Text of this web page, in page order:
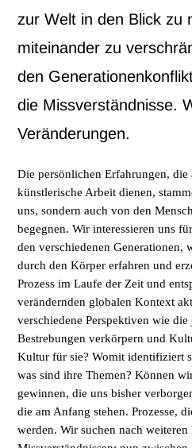
zur Welt in den Blick zu
miteinander zu
den
die Missverständnisse.
Veränderungen.
Die persönlichen Erfahrungen, die
künstlerische Arbeit dienen,
uns, sondern auch von den
begegnen. Wir interessieren uns
den verschiedenen Generationen,
durch den Körper erfahren und
Prozess im Laufe der Zeit und
verändernden globalen Kontext
verschiedene Perspektiven wie
Bestrebungen verkörpern und
Kultur für sie? Womit identifiziert
was sind ihre Themen? Können
gewinnen, die uns bisher
die am Anfang stehen. Prozesse,
werden. Wir suchen nach